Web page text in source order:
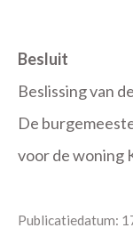
Besluit
Beslissing van
De
voor de woning
Publicatiedatum: